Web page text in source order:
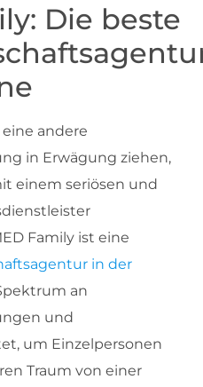
Die beste
andere
in Erwägung ziehen,
einem seriösen und
Family ist eine
in der
an
und
um Einzelpersonen
Traum von einer